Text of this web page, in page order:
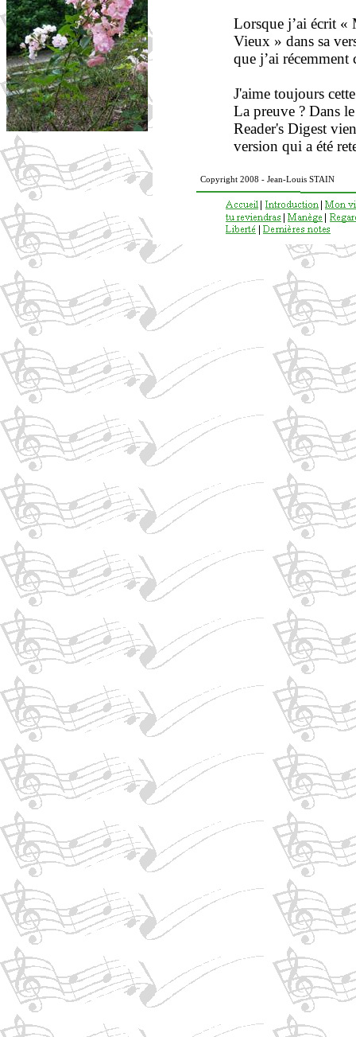
Lorsque j’ai écrit «
Vieux » dans sa
que j’ai récemment
J'aime toujours
La preuve ? Dans
Reader's Digest
version qui a été
Copyright 2008 - Jean-Louis STAIN